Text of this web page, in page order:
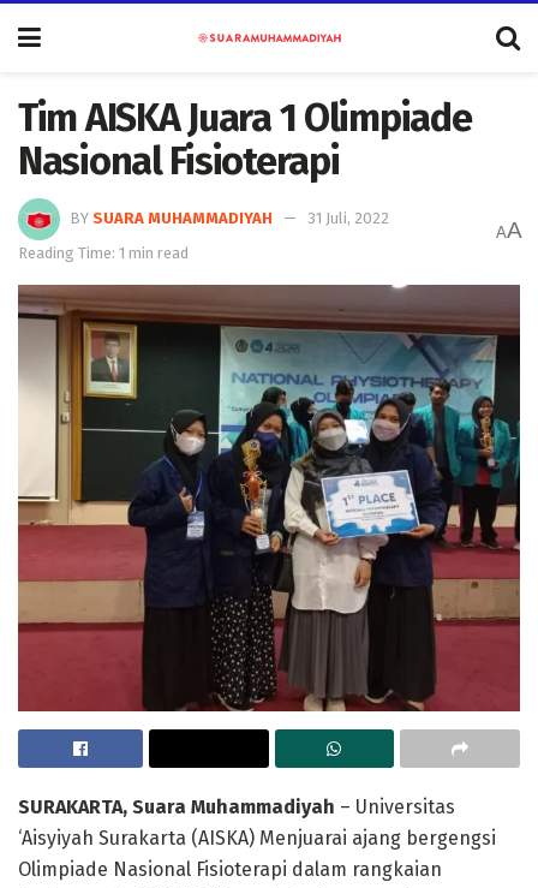
Tim AISKA Juara 1 Olimpiade
Nasional Fisioterapi
BY SUARA MUHAMMADIYAH
31 Juli, 2022
Reading Time: 1 min read
AA
SURAKARTA, Suara Muhammadiyah – Universitas
‘Aisyiyah Surakarta (AISKA) Menjuarai ajang bergengsi
Olimpiade Nasional Fisioterapi dalam rangkaian